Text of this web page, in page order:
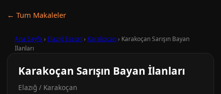
← Tum Makaleler
Ana Sayfa › Elazığ Escort› Karakoçan› Karakoçan Sarışın Bayan
İlanları
Karakoçan Sarışın Bayan İlanları
Elazığ / Karakoçan